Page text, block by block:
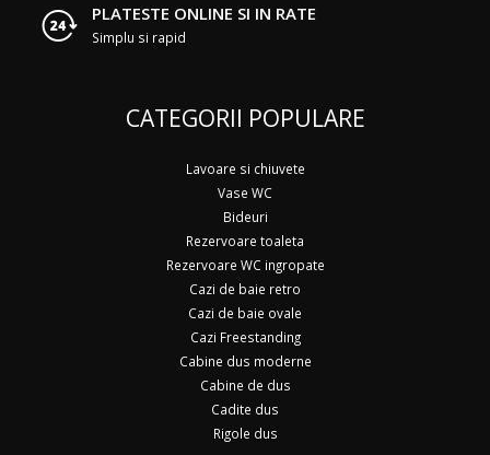
PLATESTE ONLINE SI IN RATE
Simplu si rapid
CATEGORII POPULARE
Lavoare si chiuvete
Vase WC
Bideuri
Rezervoare toaleta
Rezervoare WC ingropate
Cazi de baie retro
Cazi de baie ovale
Cazi Freestanding
Cabine dus moderne
Cabine de dus
Cadite dus
Rigole dus